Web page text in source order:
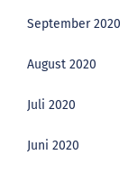
September 2020
August 2020
Juli 2020
Juni 2020